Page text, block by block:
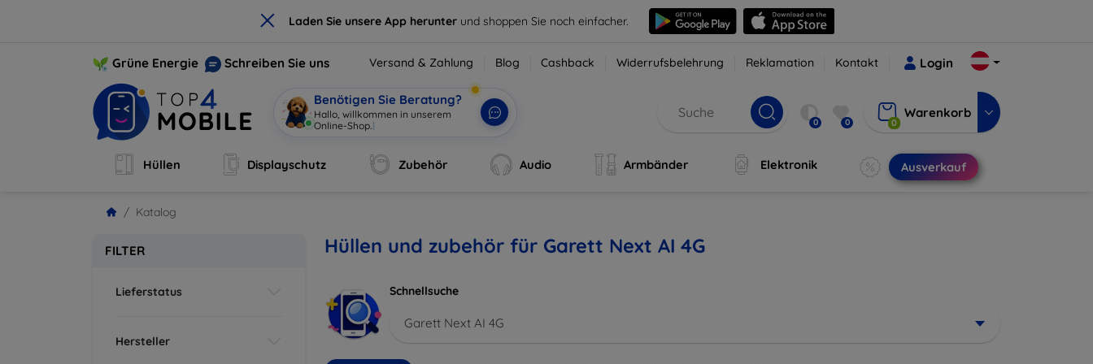
× Laden Sie unsere App herunter und shoppen Sie noch einfacher.
Grüne Energie Schreiben Sie uns Versand & Zahlung Blog Cashback Widerrufsbelehrung Reklamation Kontakt Login
Benötigen Sie Beratung?
Hallo, willkommen in unserem
Online-Shop. | 0 0 0
Warenkorb
Hüllen Displayschutz Zubehör Audio Armbänder Elektronik Ausverkauf
Katalog
FILTER
Lieferstatus
Hersteller
Hüllen und zubehör für Garett Next AI 4G
Schnellsuche
Garett Next AI 4G